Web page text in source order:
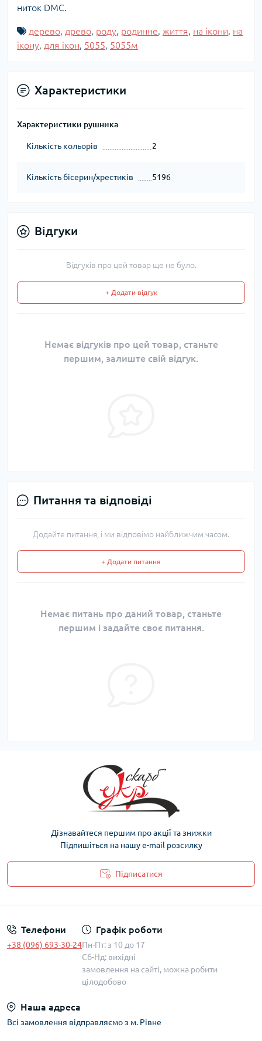
ниток DMC.
дерево, древо, роду, родинне, життя, на ікони, на
ікону, для ікон, 5055, 5055м
Характеристики
Характеристики рушника
Кількість кольорів 2
Кількість бісерин/хрестиків 5196
Відгуки
Відгуків про цей товар ще не було.
+ Додати відгук
Немає відгуків про цей товар, станьте
першим, залиште свій відгук.
Питання та відповіді
Додайте питання, і ми відповімо найближчим часом.
+ Додати питання
Немає питань про даний товар, станьте
першим і задайте своє питання.
Дізнавайтеся першим про акції та знижки
Підпишіться на нашу e-mail розсилку
Підписатися
Телефони
+38 (096) 693-30-24
Графік роботи
Пн-Пт: з 10 до 17
Сб-Нд: вихідні
замовлення на сайті, можна робити
цілодобово
Наша адреса
Всі замовлення відправляємо з м. Рівне